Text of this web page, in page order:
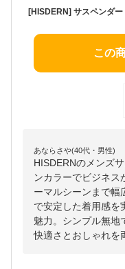
この
あならさや(40代・男性)
HISDERNのメンズ
ンカラーでビジネス
ーマルシーンまで幅
で安定した着用感を
魅力。シンプル無地
快適さとおしゃれを